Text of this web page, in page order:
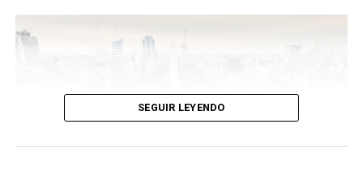
SEGUIR LEYENDO